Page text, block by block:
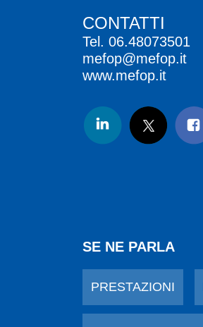
CONTATTI
Tel. 06.48073501
mefop@mefop.it
www.mefop.it
SE NE PARLA
PRESTAZIONI